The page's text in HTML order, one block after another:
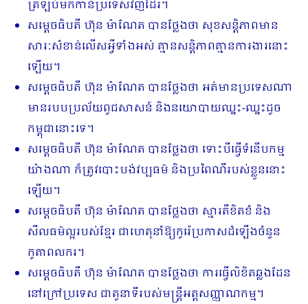
ត្រឡប់មកកាន់ប្រទេសវិញដែរ។
សម្តេចធិបតី ហ៊ុន ម៉ាណែត បានថ្លែងថា សុខសន្តិភាពមាន
សារៈសំខាន់លើសអ្វីទាំងអស់ គ្មានសន្តិភាពគ្មានការងារនោះ
ឡើយ។
សម្តេចធិបតី ហ៊ុន ម៉ាណែត បានថ្លែងថា អត់មានប្រទេសណា
មានរបបប្រល័យពូជសាសន៍ និងនយោបាយឈ្នះ-ឈ្នះដូច
កម្ពុជានោះទេ។
សម្តេចធិបតី ហ៊ុន ម៉ាណែត បានថ្លែងថា ទោះបីធ្វើទំនើបកម្ម
យ៉ាងណា ក៏ត្រូវបោះបង់វប្បធម៌ និងប្រពៃណីរបស់ខ្លួននោះ
ឡើយ។
សម្តេចធិបតី ហ៊ុន ម៉ាណែត បានថ្លែងថា ស្មារតីខិតខំ និង
សីលធម៌ល្អរបស់ខ្មែរ ជាហេតុនាំឱ្យកូរ៉េប្រកាសដំឡើងចំនួន
កូតាពលករ។
សម្តេចធិបតី ហ៊ុន ម៉ាណែត បានថ្លែងថា ការធ្វើលិខិតឆ្លងដែន
នៅក្រៅប្រទេស ជាតួនាទីរបស់មន្ត្រីអត្តសញ្ញាណកម្ម។